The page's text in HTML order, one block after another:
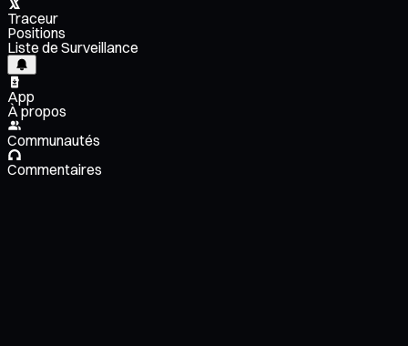
Traceur
Positions
Liste de Surveillance
App
À propos
Communautés
Commentaires